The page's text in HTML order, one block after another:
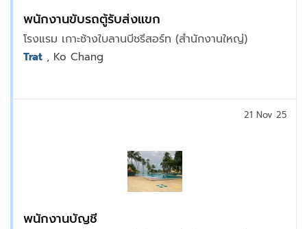
พนักงานขับรถตู้รับส่งแขก
โรงแรม เกาะช้างใบลานบีชรีสอร์ท (สำนักงานใหญ่)
Trat , Ko Chang
พนักงานบัญชี
21 Nov 25